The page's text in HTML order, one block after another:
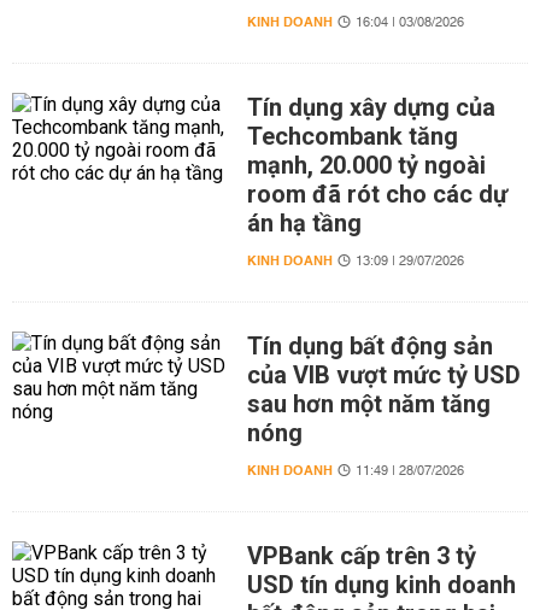
KINH DOANH 16:04 | 03/08/2026
Tín dụng xây dựng của
Techcombank tăng
mạnh, 20.000 tỷ ngoài
room đã rót cho các dự
án hạ tầng
KINH DOANH 13:09 | 29/07/2026
Tín dụng bất động sản
của VIB vượt mức tỷ USD
sau hơn một năm tăng
nóng
KINH DOANH 11:49 | 28/07/2026
VPBank cấp trên 3 tỷ
USD tín dụng kinh doanh